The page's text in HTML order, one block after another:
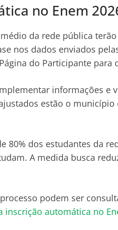
no Enem
da rede pública
nos dados enviados
do Participante para
informações e
estão o município
80% dos estudantes da
A medida busca
podem ser
inscrição automática no